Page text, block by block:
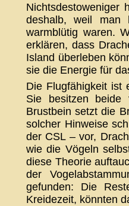
Nichtsdestoweniger
deshalb, weil man
warmblütig waren.
erklären, dass
Island überleben
sie die Energie für
Die Flugfähigkeit ist
Sie besitzen beide
Brustbein setzt die
solcher Hinweise
der CSL – vor,
wie die Vögeln
diese Theorie
der
gefunden: Die
Kreidezeit, könnten